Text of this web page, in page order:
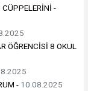
-
ÖĞRENCİSİ 8 OKUL
- 10.08.2025